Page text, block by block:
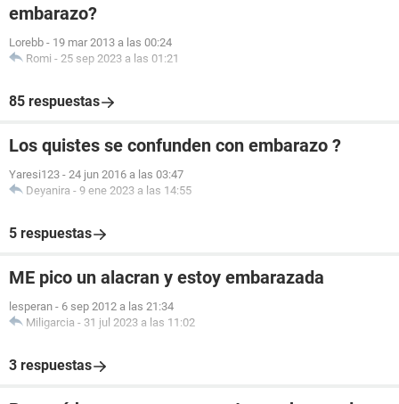
embarazo?
Lorebb - 19 mar 2013 a las 00:24
Romi - 25 sep 2023 a las 01:21
85 respuestas
Los quistes se confunden con embarazo ?
Yaresi123 - 24 jun 2016 a las 03:47
Deyanira - 9 ene 2023 a las 14:55
5 respuestas
ME pico un alacran y estoy embarazada
lesperan - 6 sep 2012 a las 21:34
Miligarcia - 31 jul 2023 a las 11:02
3 respuestas